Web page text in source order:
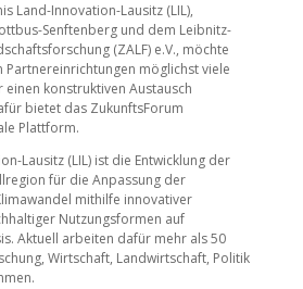
Land-Innovation-Lausitz (LIL),
Senftenberg und dem Leibnitz-
(ZALF) e.V., möchte
Partnereinrichtungen möglichst viele
konstruktiven Austausch
bietet das ZukunftsForum
Plattform.
Lausitz (LIL) ist die Entwicklung der
für die Anpassung der
mithilfe innovativer
Nutzungsformen auf
Aktuell arbeiten dafür mehr als 50
Wirtschaft, Landwirtschaft, Politik